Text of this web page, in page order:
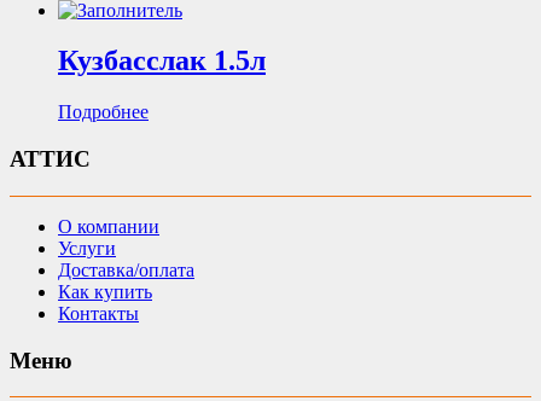
Кузбасслак 1.5л
Подробнее
АТТИС
О компании
Услуги
Доставка/оплата
Как купить
Контакты
Меню